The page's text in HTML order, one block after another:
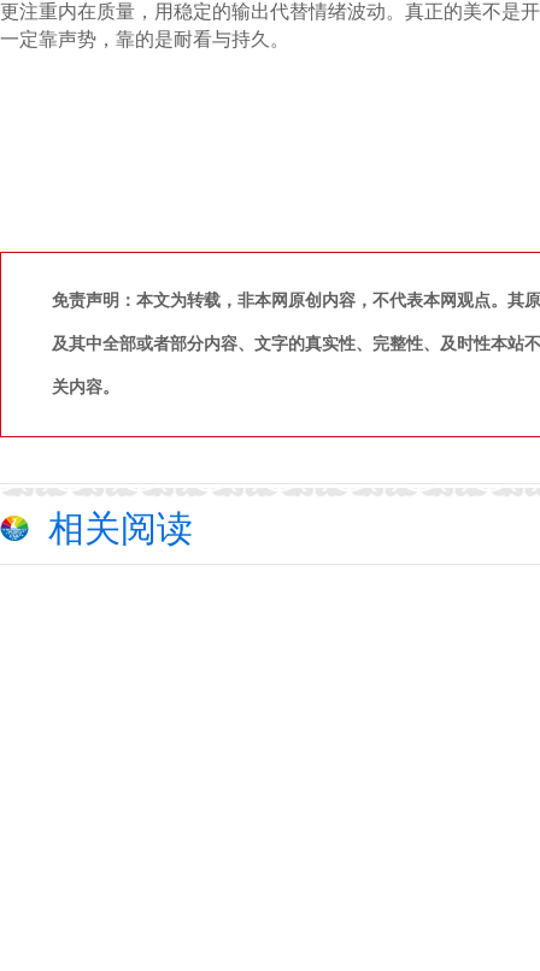
更注重内在质量，用稳定的输出代替情绪波动。真正的美不是
一定靠声势，靠的是耐看与持久。
免责声明：本文为转载，非本网原创内容，不代表本网观点。其
及其中全部或者部分内容、文字的真实性、完整性、及时性本站
关内容。
相关阅读